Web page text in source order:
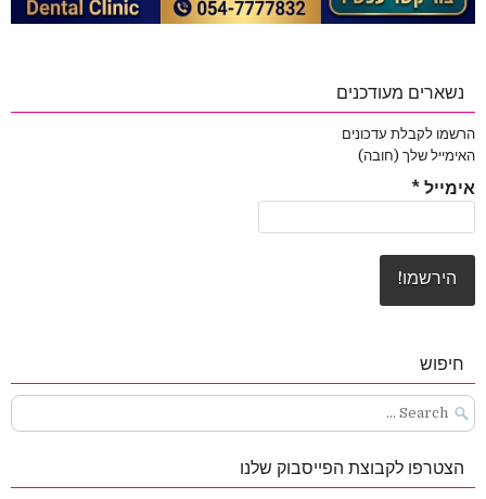
נשארים מעודכנים
הרשמו לקבלת עדכונים
האימייל שלך (חובה)
אימייל *
חיפוש
Search
for:
הצטרפו לקבוצת הפייסבוק שלנו